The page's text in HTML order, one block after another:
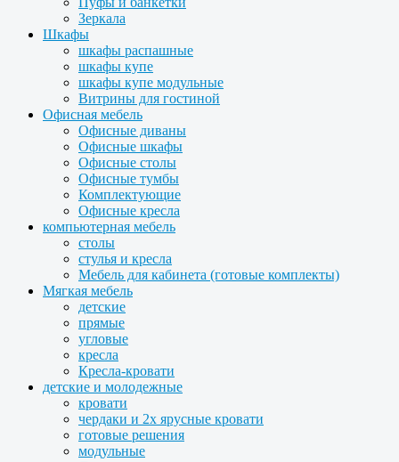
Зеркала
Шкафы
шкафы распашные
шкафы купе
шкафы купе модульные
Витрины для гостиной
Офисная мебель
Офисные диваны
Офисные шкафы
Офисные столы
Офисные тумбы
Комплектующие
Офисные кресла
компьютерная мебель
столы
стулья и кресла
Мебель для кабинета (готовые комплекты)
Мягкая мебель
детские
прямые
угловые
кресла
Кресла-кровати
детские и молодежные
кровати
чердаки и 2х ярусные кровати
готовые решения
модульные